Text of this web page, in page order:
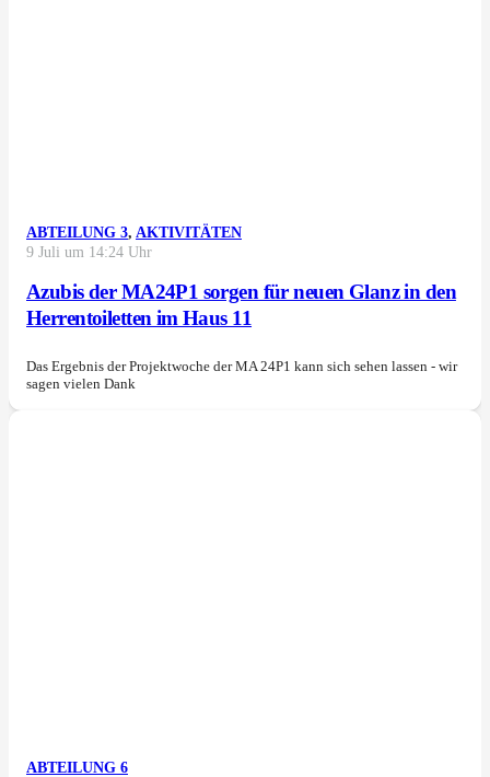
ABTEILUNG 3, AKTIVITÄTEN
9 Juli um 14:24 Uhr
Azubis der MA24P1 sorgen für neuen Glanz in den
Herrentoiletten im Haus 11
Das Ergebnis der Projektwoche der MA 24P1 kann sich sehen lassen - wir
sagen vielen Dank
ABTEILUNG 6